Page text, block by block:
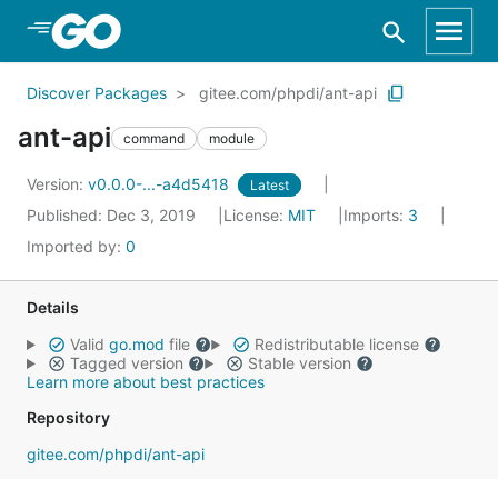
Skip to Main Content
Discover Packages gitee.com/phpdi/ant-api
ant-api command module
Version: v0.0.0-...-a4d5418 Latest
Published: Dec 3, 2019 License: MIT Imports: 3
Imported by: 0
Details
Valid go.mod file
Redistributable license
Tagged version
Stable version
Learn more about best practices
Repository
gitee.com/phpdi/ant-api